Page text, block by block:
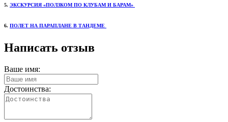
5. ЭКСКУРСИЯ «ПОЛЗКОМ ПО КЛУБАМ И БАРАМ»
6. ПОЛЕТ НА ПАРАПЛАНЕ В ТАНДЕМЕ
Написать отзыв
Ваше имя:
Достоинства: